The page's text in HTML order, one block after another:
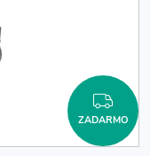
ZADARMO